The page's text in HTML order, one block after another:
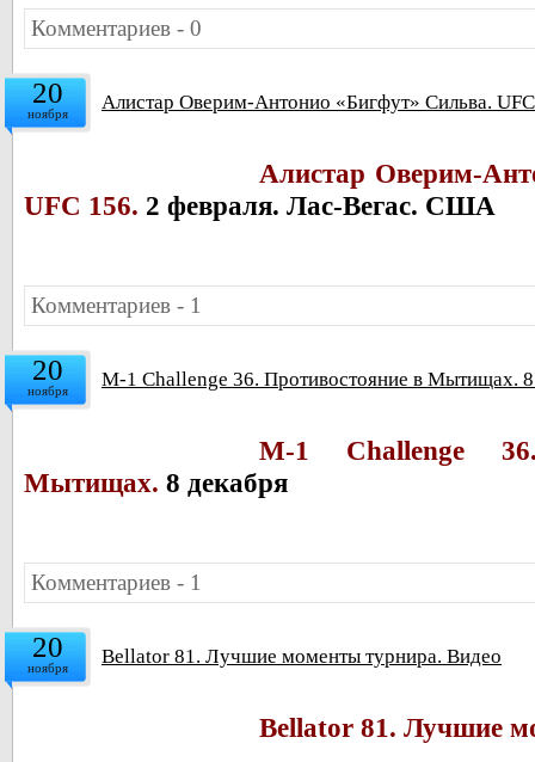
Комментариев - 0
20
ноября Алистар Оверим-Антонио «Бигфут» Сильва.
Алистар Оверим-
UFC 156. 2 февраля. Лас-Вегас. США
Комментариев - 1
20
ноября M-1 Challenge 36. Противостояние в Мытищах. 8
M-1 Challenge
Мытищах. 8 декабря
Комментариев - 1
20
ноября Bellator 81. Лучшие моменты турнира. Видео
Bellator 81. Лучшие